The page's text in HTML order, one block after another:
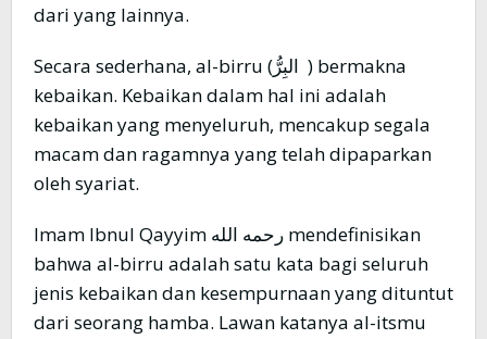
dari yang lainnya.
Secara sederhana, al-birru (البِرُّ ) bermakna
kebaikan. Kebaikan dalam hal ini adalah
kebaikan yang menyeluruh, mencakup segala
macam dan ragamnya yang telah dipaparkan
oleh syariat.
Imam Ibnul Qayyim رحمه الله mendefinisikan
bahwa al-birru adalah satu kata bagi seluruh
jenis kebaikan dan kesempurnaan yang dituntut
dari seorang hamba. Lawan katanya al-itsmu